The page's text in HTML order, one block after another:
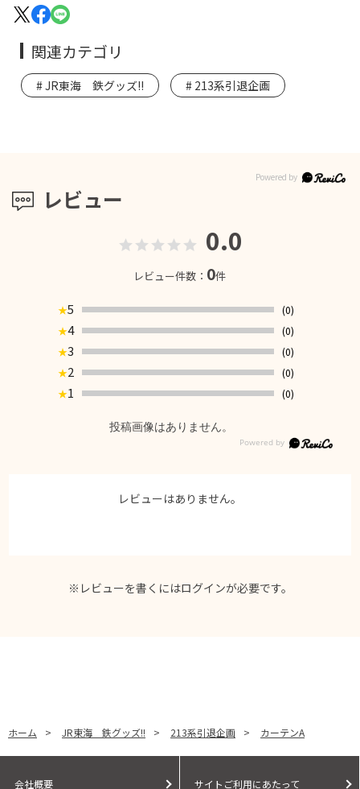
レビュー
0.0
レビュー件数： 0件
★5
(0)
★4
(0)
★3
(0)
★2
(0)
★1 (0)
投稿画像はありません。
レビューはありません。
※レビューを書くにはログインが必要です。
関連カテゴリ
JR東海 鉄グッズ!! 213系引退企画
ホーム > JR東海 鉄グッズ!! > 213系引退企画 > カーテンA
会社概要 サイトご利用にあたって